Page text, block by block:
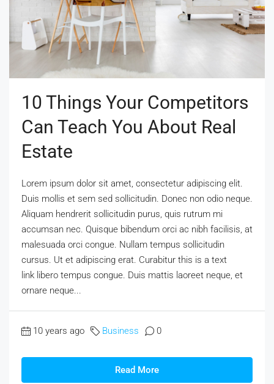
10 Things Your Competitors
Can Teach You About Real
Estate
Lorem ipsum dolor sit amet, consectetur adipiscing elit.
Duis mollis et sem sed sollicitudin. Donec non odio neque.
Aliquam hendrerit sollicitudin purus, quis rutrum mi
accumsan nec. Quisque bibendum orci ac nibh facilisis, at
malesuada orci congue. Nullam tempus sollicitudin
cursus. Ut et adipiscing erat. Curabitur this is a text
link libero tempus congue. Duis mattis laoreet neque, et
ornare neque...
10 years ago Business 0
Read More